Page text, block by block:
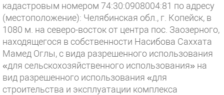
кадастровым номером 74:30:0908004:81 по адресу
(местоположение): Челябинская обл., г. Копейск, в
1080 м. на северо-восток от центра пос. Заозерного,
находящегося в собственности Насибова Саххата
Мамед Оглы, с вида разрешенного использования
«для сельскохозяйственного использования» на
вид разрешенного использования «для
строительства и эксплуатации комплекса